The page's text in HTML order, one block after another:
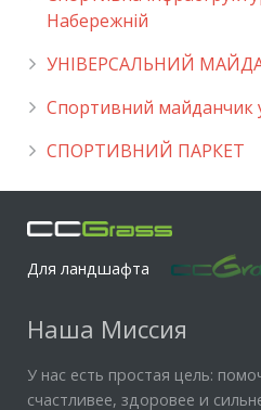
Набережній
УНІВЕРСАЛЬНИЙ
Cпортивний майданчик
СПОРТИВНИЙ ПАРКЕТ
Для ландшафта
Наша Миссия
У нас есть простая цель:
счастливее, здоровее и